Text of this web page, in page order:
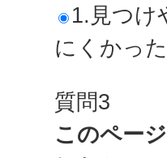
1.見つけ
にくかった
質問3
このペー